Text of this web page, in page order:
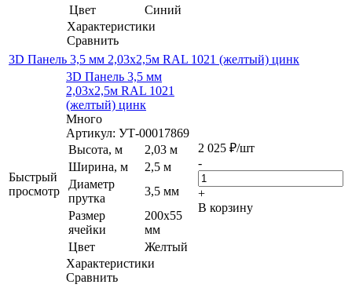
Цвет
Синий
Характеристики
Сравнить
3D Панель 3,5 мм 2,03х2,5м RAL 1021 (желтый) цинк
Быстрый
просмотр
3D Панель 3,5 мм
2,03х2,5м RAL 1021
(желтый) цинк
Много
Артикул: УТ-00017869
Высота, м
2,03 м
Ширина, м
2,5 м
Диаметр
прутка
3,5 мм
Размер
ячейки
200х55
мм
Цвет
Желтый
Характеристики
Сравнить
2 025 ₽/шт
-
+
В корзину